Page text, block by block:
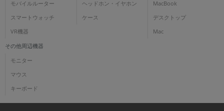
モバイルルーター
スマートウォッチ
VR機器
ヘッドホン・イヤホン
ケース
MacBook
デスクトップ
Mac
その他周辺機器
モニター
マウス
キーボード